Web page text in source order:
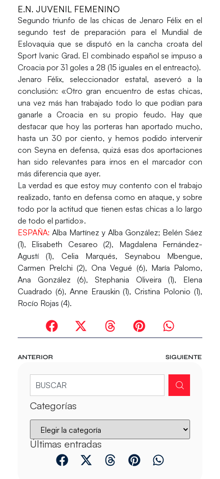
E.N. JUVENIL FEMENINO
Segundo triunfo de las chicas de Jenaro Félix en el
segundo test de preparación para el Mundial de
Eslovaquia que se disputó en la cancha croata del
Sport Ivanic Grad. El combinado español se impuso a
Croacia por 31 goles a 28 (15 iguales en el entreacto).
Jenaro Félix, seleccionador estatal, aseveró a la
conclusión: «Otro gran encuentro de estas chicas,
una vez más han trabajado todo lo que podían para
ganarle a Croacia en su propio feudo. Hay que
destacar que hoy las porteras han aportado mucho,
hasta un 30 por ciento, y hemos podido intervenir
con Seyna en defensa, quizá esas dos aportaciones
han sido relevantes para irnos en el marcador con
más diferencia que ayer.
La verdad es que estoy muy contento con el trabajo
realizado, tanto en defensa como en ataque, y sobre
todo por la actitud que tienen estas chicas a lo largo
de todo el partido».
ESPAÑA: Alba Martínez y Alba González; Belén Sáez
(1), Elisabeth Cesareo (2), Magdalena Fernández-
Agustí (1), Celia Marqués, Seynabou Mbengue,
Carmen Prelchi (2), Ona Vegué (6), María Palomo,
Ana González (6), Stephania Oliveira (1), Elena
Cuadrado (6), Anne Erauskin (1), Cristina Polonio (1),
Rocío Rojas (4).
ANTERIOR SIGUIENTE
Categorías
Últimas entradas